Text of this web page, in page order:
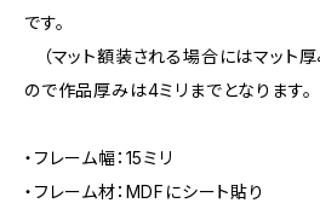
です。
（マット額装される場合にはマット
ので作品厚みは4ミリまでとなります。
・フレーム幅：15ミリ
・フレーム材：MDFにシート貼り